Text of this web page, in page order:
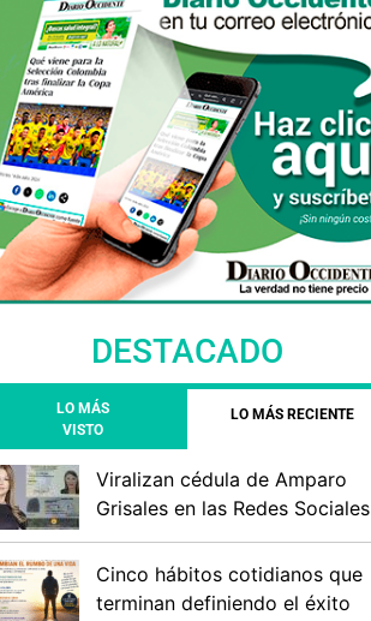
DESTACADO
LO MÁS
VISTO
LO MÁS RECIENTE
Viralizan cédula de Amparo
Grisales en las Redes Sociales
Cinco hábitos cotidianos que
terminan definiendo el éxito